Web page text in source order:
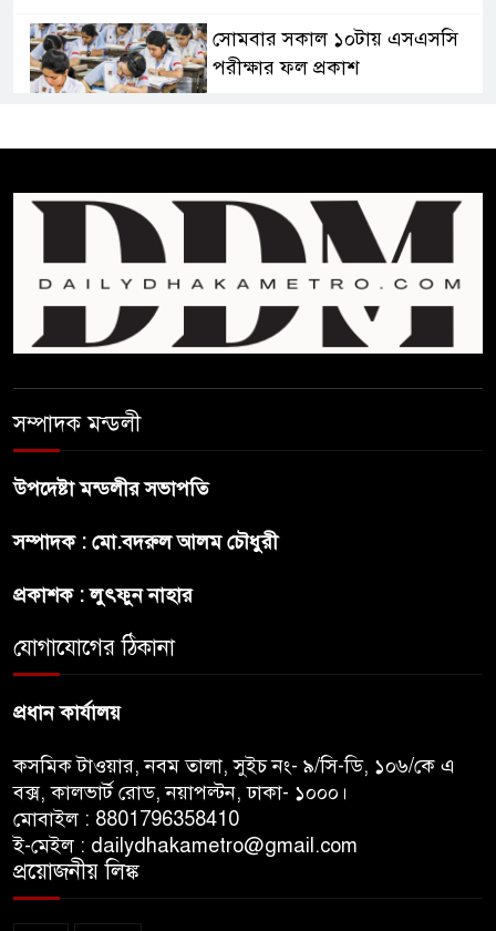
সোমবার সকাল ১০টায় এসএসসি
পরীক্ষার ফল প্রকাশ
প্রধানমন্ত্রী
ফিফা সভাপতির বিরুদ্ধে এবার
‘নারী সংক্রান্ত অভিযোগ
ছেলেকে নিয়ে রোনালদোর যে বড়
ট্রাম্পের ৪০ কোটি ডলারের ‘বলরুম
সম্পাদক মন্ডলী
উপদেষ্টা মন্ডলীর সভাপতি
সম্পাদক : মো.বদরুল আলম চৌধুরী
প্রকাশক : লুৎফুন নাহার
যোগাযোগের ঠিকানা
প্রধান কার্যালয়
কসমিক টাওয়ার, নবম তালা, সুইচ নং- ৯/সি-ডি, ১০৬/কে এ
বক্স, কালভার্ট রোড, নয়াপল্টন, ঢাকা- ১০০০।
মোবাইল : 8801796358410
ই-মেইল : dailydhakametro@gmail.com
প্রয়োজনীয় লিঙ্ক